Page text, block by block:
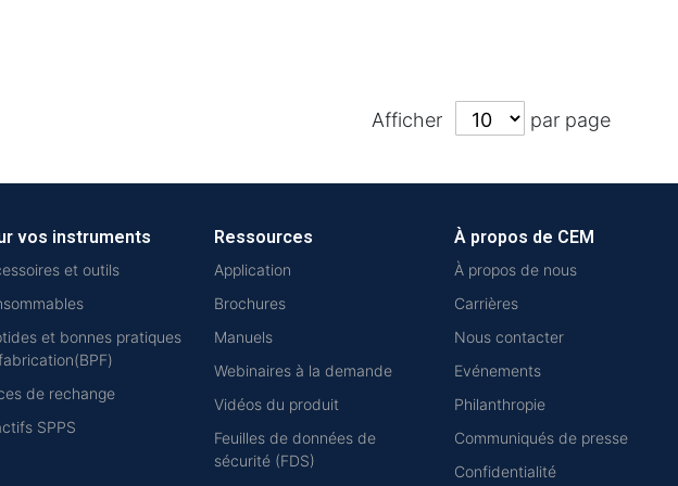
Afficher par page
vos instruments
et outils
et bonnes pratiques
de rechange
SPPS
Ressources
Application
Brochures
Manuels
Webinaires à la demande
Vidéos du produit
Feuilles de données de
sécurité (FDS)
À propos de CEM
À propos de nous
Carrières
Nous contacter
Evénements
Philanthropie
Communiqués de presse
Confidentialité